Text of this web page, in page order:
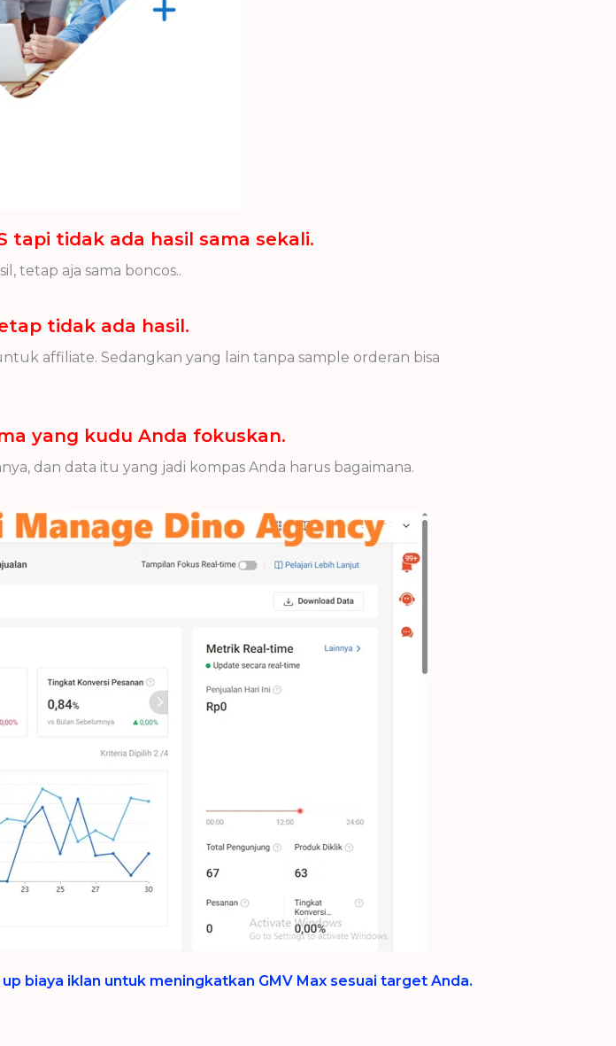
tapi tidak ada hasil sama sekali.
tetap aja sama boncos..
tidak ada hasil.
affiliate. Sedangkan yang lain tanpa sample orderan bisa
yang kudu Anda fokuskan.
dan data itu yang jadi kompas Anda harus bagaimana.
biaya iklan untuk meningkatkan GMV Max sesuai target Anda.